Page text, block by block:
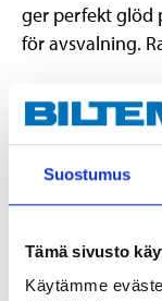
Suostumus
Tämä sivusto
Käytämme
ger perfekt glöd
för avsvalning.
Teknisk